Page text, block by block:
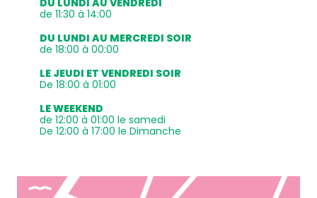
DU LUNDI AU VENDREDI
de 11:30 à 14:00
DU LUNDI AU MERCREDI SOIR
de 18:00 à 00:00
LE JEUDI ET VENDREDI SOIR
De 18:00 à 01:00
LE WEEKEND
de 12:00 à 01:00 le samedi
De 12:00 à 17:00 le Dimanche